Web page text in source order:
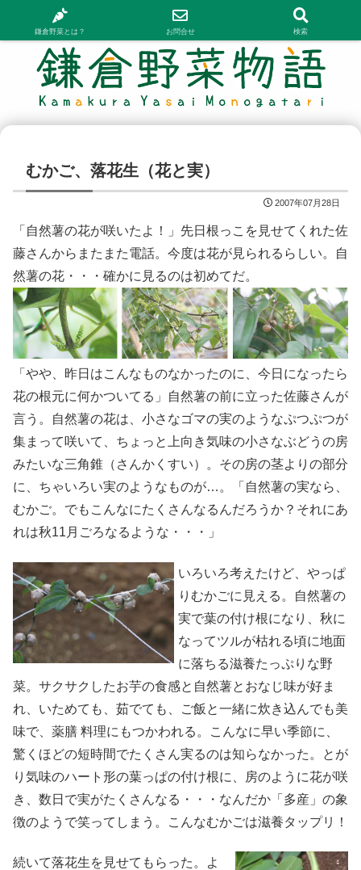
むかご、落花生（花と実）
2007年07月28日
「自然薯の花が咲いたよ！」先日根っこを見せてくれた佐
藤さんからまたまた電話。今度は花が見られるらしい。自
然薯の花・・・確かに見るのは初めてだ。
「やや、昨日はこんなものなかったのに、今日になったら
花の根元に何かついてる」自然薯の前に立った佐藤さんが
言う。自然薯の花は、小さなゴマの実のようなぷつぷつが
集まって咲いて、ちょっと上向き気味の小さなぶどうの房
みたいな三角錐（さんかくすい）。その房の茎よりの部分
に、ちゃいろい実のようなものが…。「自然薯の実なら、
むかご。でもこんなにたくさんなるんだろうか？それにあ
れは秋11月ごろなるような・・・」
いろいろ考えたけど、やっぱ
りむかごに見える。自然薯の
実で葉の付け根になり、秋に
なってツルが枯れる頃に地面
に落ちる滋養たっぷりな野
菜。サクサクしたお芋の食感と自然薯とおなじ味が好ま
れ、いためても、茹でても、ご飯と一緒に炊き込んでも美
味で、薬膳 料理にもつかわれる。こんなに早い季節に、
驚くほどの短時間でたくさん実るのは知らなかった。とが
り気味のハート形の葉っぱの付け根に、房のように花が咲
き、数日で実がたくさんなる・・・なんだか「多産」の象
徴のようで笑ってしまう。こんなむかごは滋養タップリ！
続いて落花生を見せてもらった。よ
鎌倉野菜とは？ お問合せ 検索